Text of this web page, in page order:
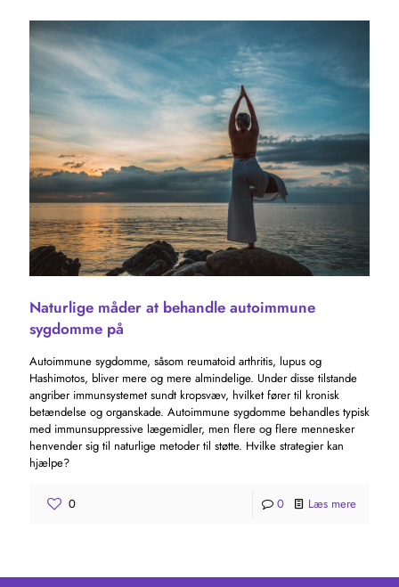
Naturlige måder at behandle autoimmune
sygdomme på
Autoimmune sygdomme, såsom reumatoid arthritis, lupus og
Hashimotos, bliver mere og mere almindelige. Under disse tilstande
angriber immunsystemet sundt kropsvæv, hvilket fører til kronisk
betændelse og organskade. Autoimmune sygdomme behandles typisk
med immunsuppressive lægemidler, men flere og flere mennesker
henvender sig til naturlige metoder til støtte. Hvilke strategier kan
hjælpe?
0 0 Læs mere